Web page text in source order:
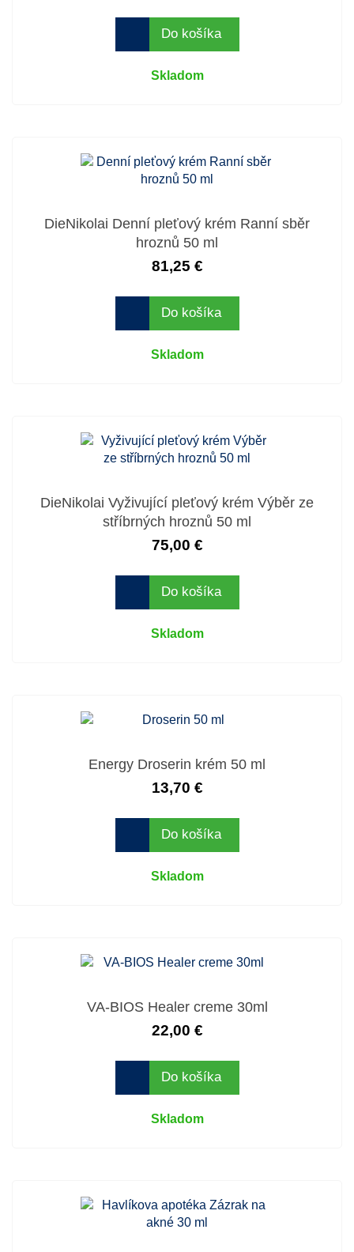
Do košíka
Skladom
DieNikolai Denní pleťový krém Ranní sběr
hroznů 50 ml
81,25 €
Do košíka
Skladom
DieNikolai Vyživující pleťový krém Výběr ze
stříbrných hroznů 50 ml
75,00 €
Do košíka
Skladom
Energy Droserin krém 50 ml
13,70 €
Do košíka
Skladom
VA-BIOS Healer creme 30ml
22,00 €
Do košíka
Skladom